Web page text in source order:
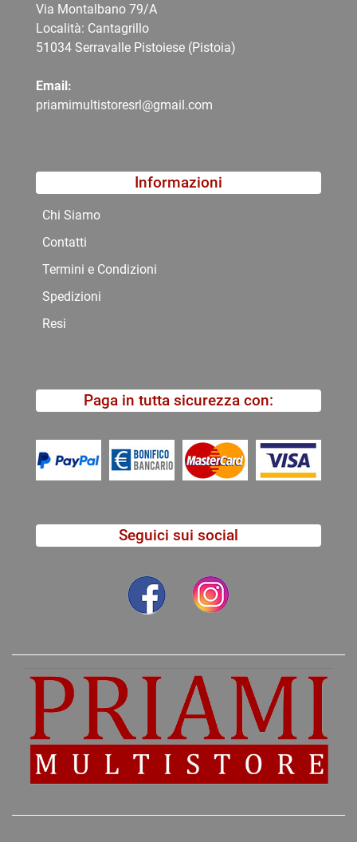
Via Montalbano 79/A
Località: Cantagrillo
51034 Serravalle Pistoiese (Pistoia)
Email:
priamimultistoresrl@gmail.com
Informazioni
Chi Siamo
Contatti
Termini e Condizioni
Spedizioni
Resi
Paga in tutta sicurezza con:
Seguici sui social